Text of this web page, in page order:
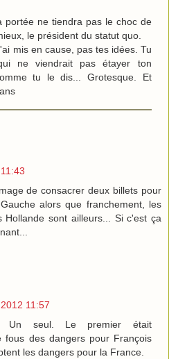
portée ne tiendra pas le choc de
le président du statut quo.
mis en cause, pas tes idées. Tu
ne viendrait pas étayer ton
tu le dis... Grotesque. Et
de consacrer deux billets pour
alors que franchement, les
Hollande sont ailleurs... Si c'est ça
11:57
Un seul. Le premier était
fous des dangers pour François
les dangers pour la France.